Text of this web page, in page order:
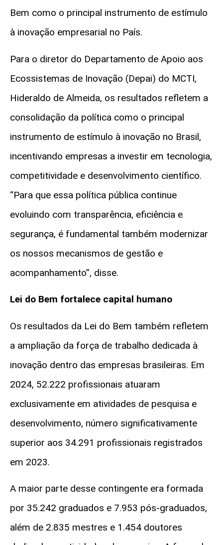
Bem como o principal instrumento de estímulo
à inovação empresarial no País.
Para o diretor do Departamento de Apoio aos
Ecossistemas de Inovação (Depai) do MCTI,
Hideraldo de Almeida, os resultados refletem a
consolidação da política como o principal
instrumento de estímulo à inovação no Brasil,
incentivando empresas a investir em tecnologia,
competitividade e desenvolvimento científico.
“Para que essa política pública continue
evoluindo com transparência, eficiência e
segurança, é fundamental também modernizar
os nossos mecanismos de gestão e
acompanhamento”, disse.
Lei do Bem fortalece capital humano
Os resultados da Lei do Bem também refletem
a ampliação da força de trabalho dedicada à
inovação dentro das empresas brasileiras. Em
2024, 52.222 profissionais atuaram
exclusivamente em atividades de pesquisa e
desenvolvimento, número significativamente
superior aos 34.291 profissionais registrados
em 2023.
A maior parte desse contingente era formada
por 35.242 graduados e 7.953 pós-graduados,
além de 2.835 mestres e 1.454 doutores